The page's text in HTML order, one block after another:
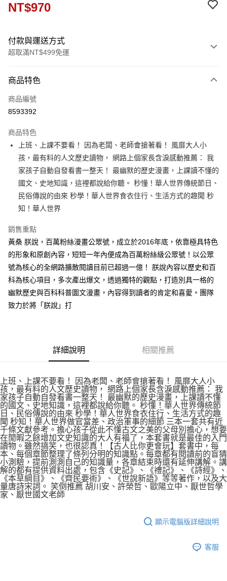
NT$970
付款與運送方式
超取滿NT$499免運
信用卡一次付款
ATM付款
運送方式
付款後全家取貨
每筆NT$60，滿NT$499(含以上)免運費
付款後7-11取貨
每筆NT$60，滿NT$499(含以上)免運費
宅配
每筆NT$100，滿NT$499(含以上)免運費
商品特色
商品編號
8593392
商品特色
上班、上課不要看！ 因為老闆、老師會搶著看！ 風靡大人小
孩，最有料的人文歷史讀物， 網路上個家長含淚感動推薦： 我
家孩子自動自發看書一整天！ 最幽默的歷史漫畫，上課讀不懂的
國文、史地知識，這裡都說給你聽。 秒懂！華人世界傳統節日、
民俗傳說的由來 秒學！華人世界食衣住行、生活方式的趣聞 秒
知！華人世界
銷售重點
黃桑 朕說，百萬粉絲漫畫公眾號，成立於2016年底，依靠極具特色
的形象和原創內容，短短一年內便成為百萬粉絲級公眾號！以公眾
號為核心的全網路擴散閱讀目前已超過一億！ 朕說內容以歷史和百
科為核心項目，多次產出爆文，透過獨特的觀點，打造別具一格的
幽默歷史與百科科普圖文漫畫，內容得到讀者的肯定和喜愛。團隊
致力於將「朕說」打
詳細說明 相關推薦
上班、上課不要看！ 因為老闆、老師會搶著看！ 風靡大人小
孩，最有料的人文歷史讀物， 網路上個家長含淚感動推薦： 我
家孩子自動自發看書一整天！ 最幽默的歷史漫畫，上課讀不懂
的國文、史地知識，這裡都說給你聽。 秒懂！華人世界傳統節
日、民俗傳說的由來 秒學！華人世界食衣住行、生活方式的趣
聞 秒知！華人世界做官當差、政治軍事的細節 三本一套共有近
千條文獻參考。擔心孩子從此不懂古文之美的父母別擔心，想要
在閒暇之餘增加文史知識的大人有福了，本套書就是最佳的入門
讀物。雖然搞笑，也很認真！【古人比你更會玩】套書中，每
本、每個章節整理了條列分明的知識點。每章都有閱讀前的盲猜
小測驗，提前測測自己的知識量，各章結束時還有延伸講解。講
解的都有提供資料出處，包含《史記》、《禮記》、《詩經》、
《本草綱目》、《齊民要術》、《世說新語》等等著作，以及大
量唐詩宋詞。 笑倒推薦 胡川安、許榮哲、歐陽立中、厭世哲學
家、厭世國文老師
顯示電腦版詳細說明
客服